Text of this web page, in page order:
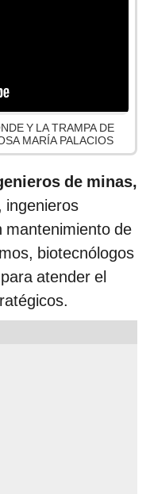
Y LA TRAMPA DE
MARÍA PALACIOS
de minas,
ingenieros
mantenimiento de
biotecnólogos
atender el